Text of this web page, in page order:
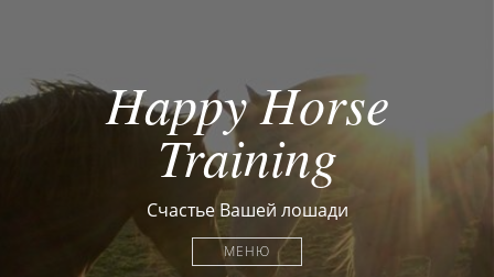
Happy Horse
Training
Счастье Вашей лошади
МЕНЮ